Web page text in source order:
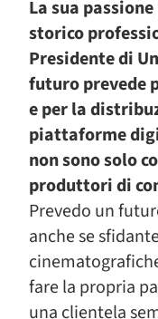
La sua
storico
Presidente di
futuro prevede
e per la
piattaforme
non sono solo
produttori di
Prevedo un
anche se
fare la propria
una clientela